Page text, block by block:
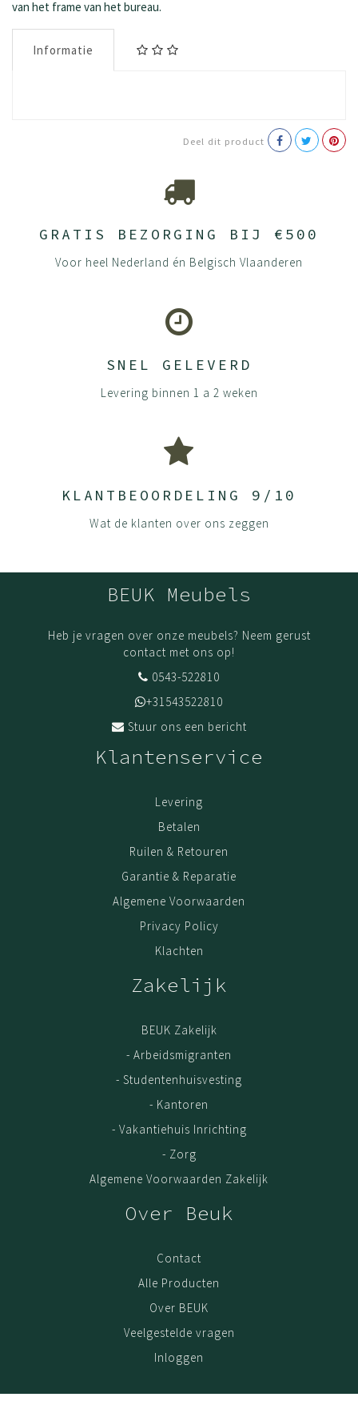
van het frame van het bureau.
Informatie
Deel dit product
GRATIS BEZORGING BIJ €500
Voor heel Nederland én Belgisch Vlaanderen
SNEL GELEVERD
Levering binnen 1 a 2 weken
KLANTBEOORDELING 9/10
Wat de klanten over ons zeggen
BEUK Meubels
Heb je vragen over onze meubels? Neem gerust
contact met ons op!
0543-522810
+31543522810
Stuur ons een bericht
Klantenservice
Levering
Betalen
Ruilen & Retouren
Garantie & Reparatie
Algemene Voorwaarden
Privacy Policy
Klachten
Zakelijk
BEUK Zakelijk
- Arbeidsmigranten
- Studentenhuisvesting
- Kantoren
- Vakantiehuis Inrichting
- Zorg
Algemene Voorwaarden Zakelijk
Over Beuk
Contact
Alle Producten
Over BEUK
Veelgestelde vragen
Inloggen